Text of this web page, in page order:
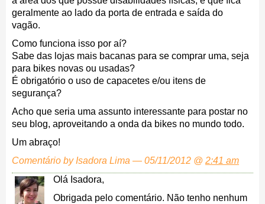
geralmente ao lado da porta de entrada e saída do
vagão.
Como funciona isso por aí?
Sabe das lojas mais bacanas para se comprar uma, seja
para bikes novas ou usadas?
É obrigatório o uso de capacetes e/ou itens de
segurança?
Acho que seria uma assunto interessante para postar no
seu blog, aproveitando a onda da bikes no mundo todo.
Um abraço!
Comentário by Isadora Lima — 05/11/2012 @ 2:41 am
Olá Isadora,
Obrigada pelo comentário. Não tenho nenhum